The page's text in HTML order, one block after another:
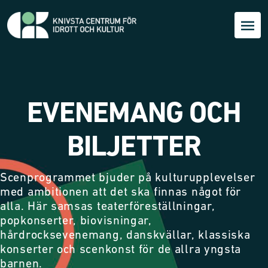
EVENEMANG OCH
BILJETTER
Scenprogrammet bjuder på kulturupplevelser
med ambitionen att det ska finnas något för
alla. Här samsas teaterföreställningar,
popkonserter, biovisningar,
hårdrocksevenemang, danskvällar, klassiska
konserter och scenkonst för de allra yngsta
barnen.